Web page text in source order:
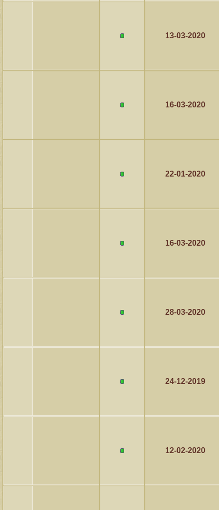
13-03-2020
16-03-2020
22-01-2020
16-03-2020
28-03-2020
24-12-2019
12-02-2020